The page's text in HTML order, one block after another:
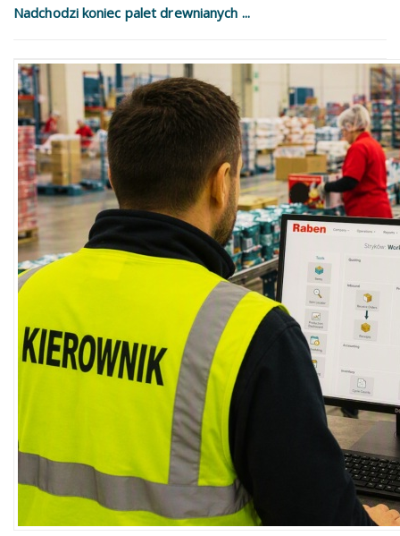
Nadchodzi koniec palet drewnianych ...